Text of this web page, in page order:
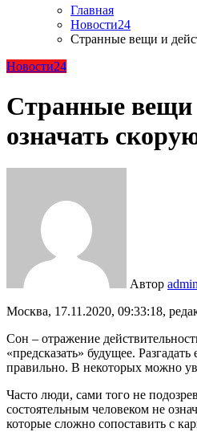
Главная
Новости24
Странные вещи и
Новости24
Странные вещи
означать
Автор admin
Москва, 17.11.2020, 09:33:18,
Сон – отражение
«предсказать» будущее.
правильно. В некоторых можно
Часто люди, сами того не
состоятельным человеком не
которые сложно сопоставить с